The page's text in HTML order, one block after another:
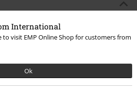
International
to visit EMP Online Shop for customers from
Ok
"1460 - Decayed Roses Classic